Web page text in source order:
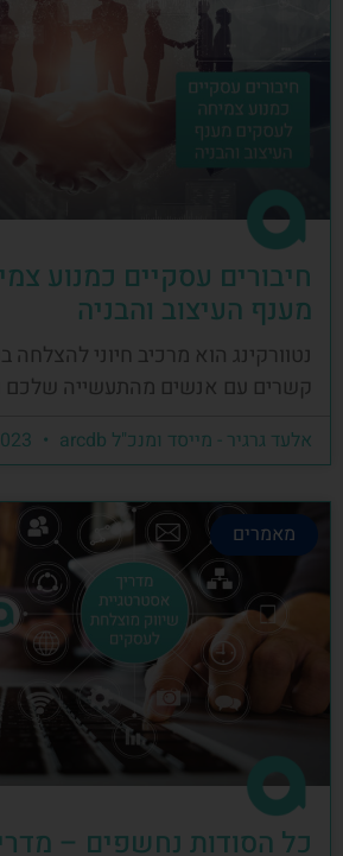
חיבורים עסקיים כמנוע
מענף העיצוב והבניה
נטוורקינג הוא מרכיב חיוני להצלחה
קשרים עם אנשים מהתעשייה שלכם
אלעד גרגיר - מייסד ומנכ"ל arcdb
מאמרים
כל הסודות נחשפים –